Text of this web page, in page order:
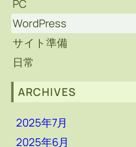
PC
WordPress
サイト準備
日常
ARCHIVES
2025年7月
2025年6月